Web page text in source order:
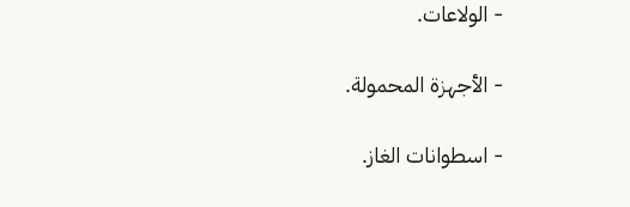
- الولاعات.
- الأجهزة المحمولة.
- اسطوانات الغاز.